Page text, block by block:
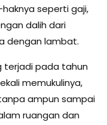
seperti gaji,
dalih dari
dengan lambat.
terjadi pada tahun
memukulinya,
ampun sampai
ruangan dan